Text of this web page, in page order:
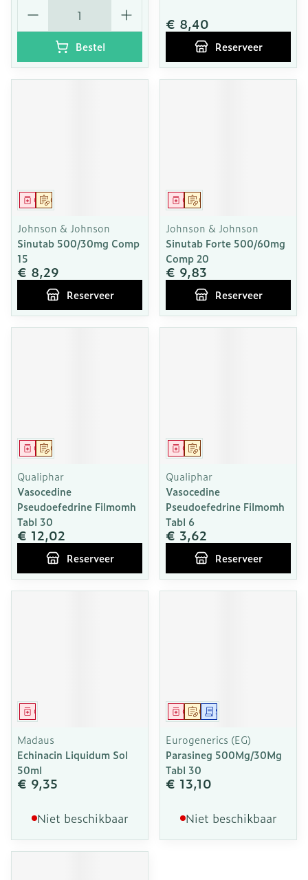
Bestel
€ 8,40
Reserveer
Op voorschrift
Geneesmiddel
Johnson & Johnson
Sinutab 500/30mg Comp
15
€ 8,29
Reserveer
Op voorschrift
Geneesmiddel
Johnson & Johnson
Sinutab Forte 500/60mg
Comp 20
€ 9,83
Reserveer
Op voorschrift
Geneesmiddel
Qualiphar
Vasocedine
Pseudoefedrine Filmomh
Tabl 30
€ 12,02
Reserveer
Op voorschrift
Geneesmiddel
Qualiphar
Vasocedine
Pseudoefedrine Filmomh
Tabl 6
€ 3,62
Reserveer
Geneesmiddel
Madaus
Echinacin Liquidum Sol
50ml
€ 9,35
Niet beschikbaar
Op voorschrift
GeneesmiddelSchriftelijke aanvraag
Eurogenerics (EG)
Parasineg 500Mg/30Mg
Tabl 30
€ 13,10
Niet beschikbaar